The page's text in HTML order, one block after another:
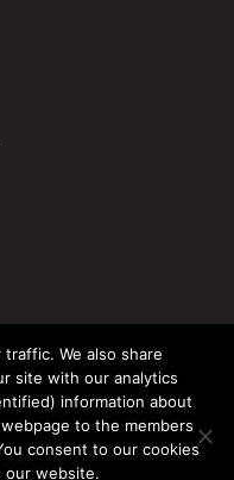
Search
Crafted byPixels
We also share
site with our analytics
information about
to the members
consent to our cookies
our website.